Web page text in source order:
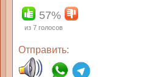
57%
из 7 голосов
Отправить: